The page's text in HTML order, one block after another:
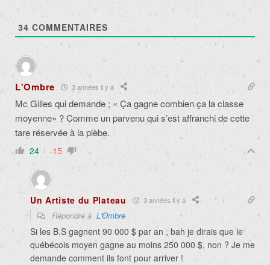
34 COMMENTAIRES
L'Ombre 3 années il y a
Mc Gilles qui demande ; « Ça gagne combien ça la classe
moyenne» ? Comme un parvenu qui s’est affranchi de cette
tare réservée à la plèbe.
24 -15
Un Artiste du Plateau 3 années il y a
Répondre à L'Ombre
Si les B.S gagnent 90 000 $ par an , bah je dirais que le
québécois moyen gagne au moins 250 000 $, non ? Je me
demande comment ils font pour arriver !